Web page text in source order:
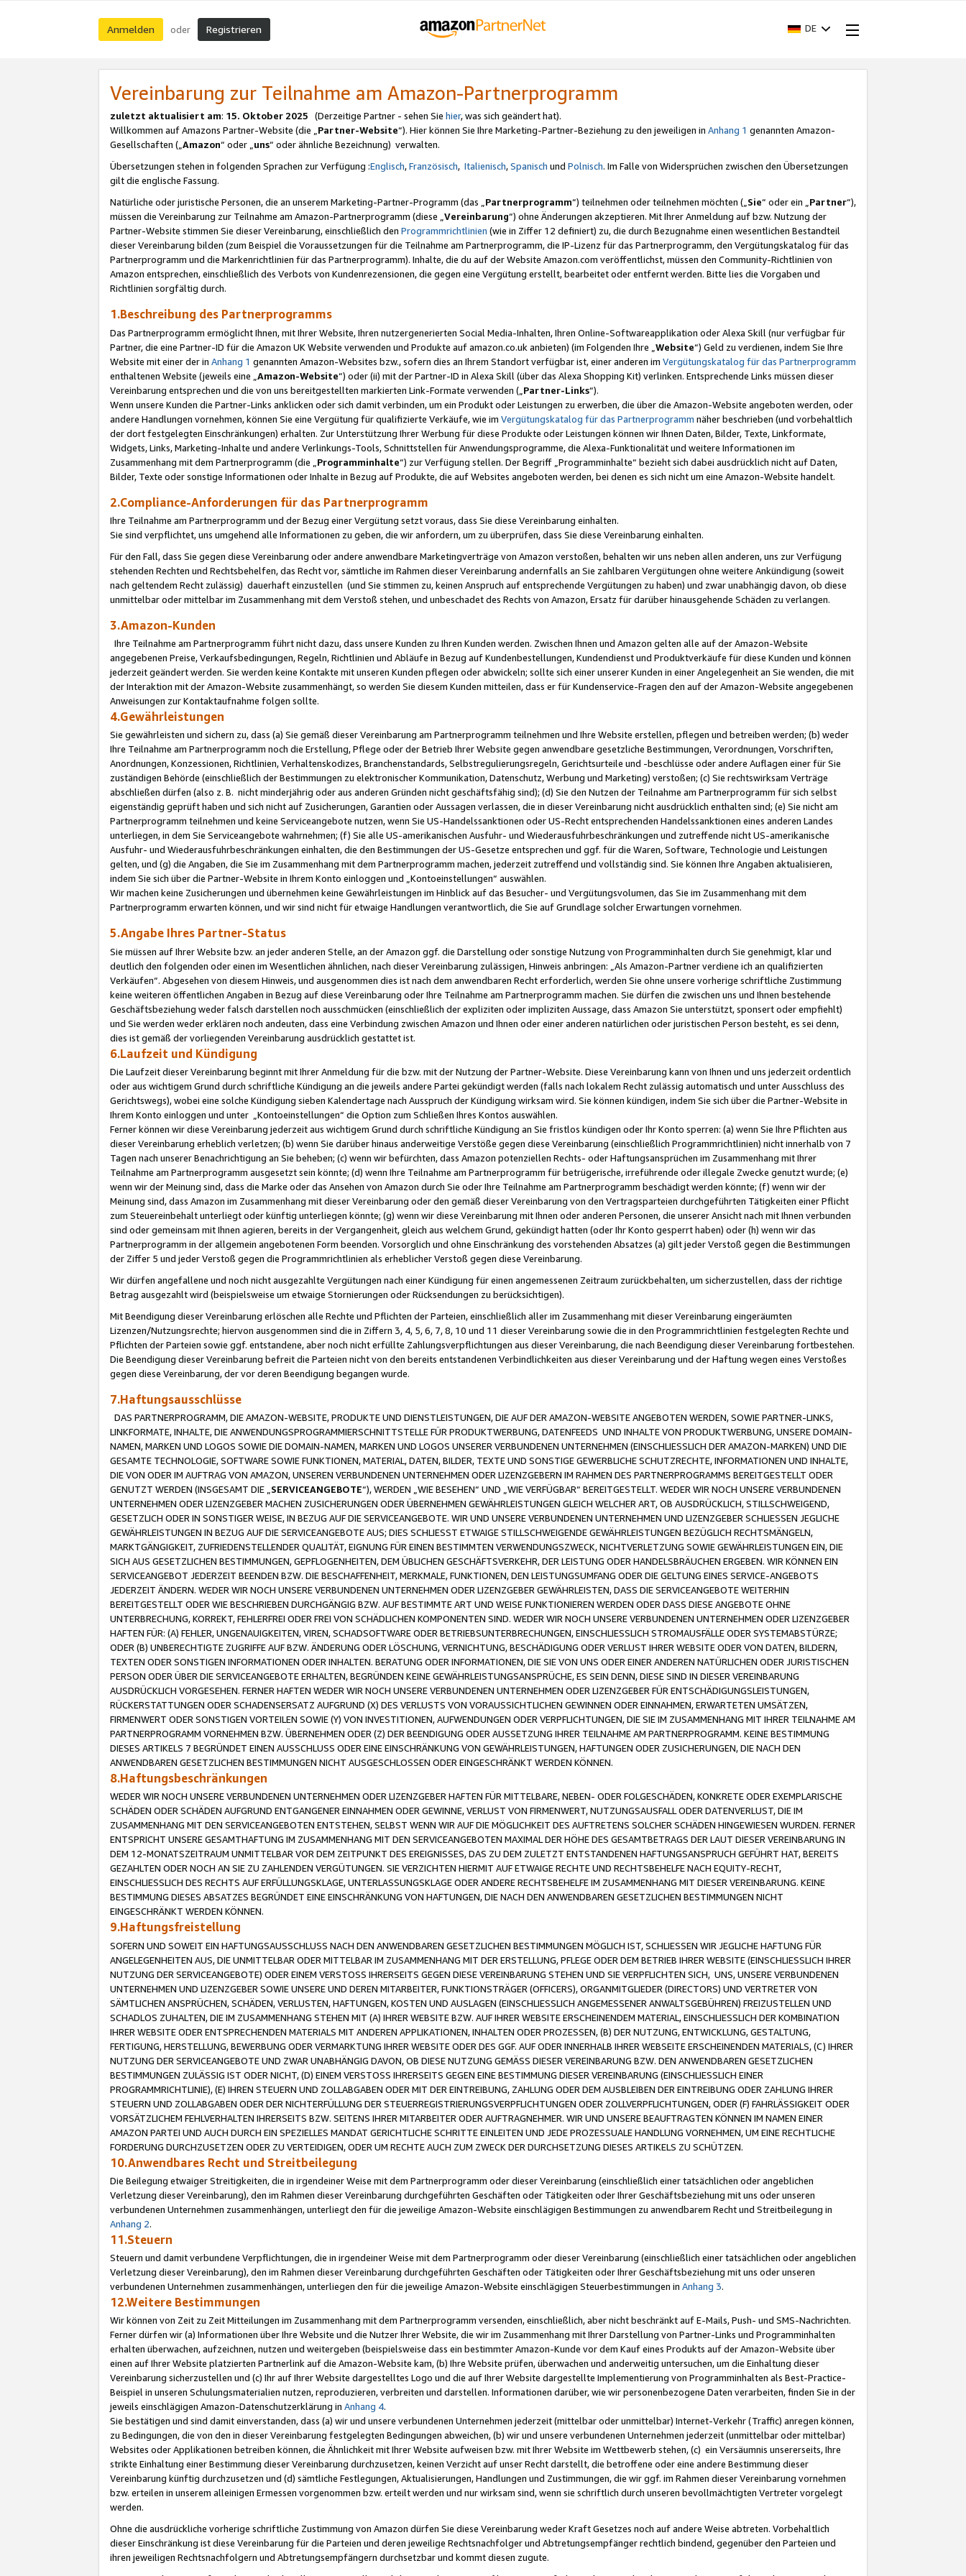
Anmelden oder Registrieren DE
Vereinbarung zur Teilnahme am Amazon-Partnerprogramm
zuletzt aktualisiert am: 15. Oktober 2025 (Derzeitige Partner - sehen Sie hier, was sich geändert hat).
Willkommen auf Amazons Partner-Website (die „Partner-Website“). Hier können Sie Ihre Marketing-Partner-Beziehung zu den jeweiligen in Anhang 1 genannten Amazon-
Gesellschaften („Amazon“ oder „uns“ oder ähnliche Bezeichnung) verwalten.
Übersetzungen stehen in folgenden Sprachen zur Verfügung :Englisch,Französisch, Italienisch,Spanisch und Polnisch. Im Falle von Widersprüchen zwischen den Übersetzungen
gilt die englische Fassung.
Natürliche oder juristische Personen, die an unserem Marketing-Partner-Programm (das „Partnerprogramm“) teilnehmen oder teilnehmen möchten („Sie“ oder ein „Partner“),
müssen die Vereinbarung zur Teilnahme am Amazon-Partnerprogramm (diese „Vereinbarung“) ohne Änderungen akzeptieren. Mit Ihrer Anmeldung auf bzw. Nutzung der
Partner-Website stimmen Sie dieser Vereinbarung, einschließlich den Programmrichtlinien (wie in Ziffer 12 definiert) zu, die durch Bezugnahme einen wesentlichen Bestandteil
dieser Vereinbarung bilden (zum Beispiel die Voraussetzungen für die Teilnahme am Partnerprogramm, die IP-Lizenz für das Partnerprogramm, den Vergütungskatalog für das
Partnerprogramm und die Markenrichtlinien für das Partnerprogramm). Inhalte, die du auf der Website Amazon.com veröffentlichst, müssen den Community-Richtlinien von
Amazon entsprechen, einschließlich des Verbots von Kundenrezensionen, die gegen eine Vergütung erstellt, bearbeitet oder entfernt werden. Bitte lies die Vorgaben und
Richtlinien sorgfältig durch.
1.Beschreibung des Partnerprogramms
Das Partnerprogramm ermöglicht Ihnen, mit Ihrer Website, Ihren nutzergenerierten Social Media-Inhalten, Ihren Online-Softwareapplikation oder Alexa Skill (nur verfügbar für
Partner, die eine Partner-ID für die Amazon UK Website verwenden und Produkte auf amazon.co.uk anbieten) (im Folgenden Ihre „ Website“) Geld zu verdienen, indem Sie Ihre
Website mit einer der in Anhang 1 genannten Amazon-Websites bzw., sofern dies an Ihrem Standort verfügbar ist, einer anderen im Vergütungskatalog für das Partnerprogramm
enthaltenen Website (jeweils eine „ Amazon-Website“) oder (ii) mit der Partner-ID in Alexa Skill (über das Alexa Shopping Kit) verlinken. Entsprechende Links müssen dieser
Vereinbarung entsprechen und die von uns bereitgestellten markierten Link-Formate verwenden („ Partner-Links“).
Wenn unsere Kunden die Partner-Links anklicken oder sich damit verbinden, um ein Produkt oder Leistungen zu erwerben, die über die Amazon-Website angeboten werden, oder
andere Handlungen vornehmen, können Sie eine Vergütung für qualifizierte Verkäufe, wie im Vergütungskatalog für das Partnerprogramm näher beschrieben (und vorbehaltlich
der dort festgelegten Einschränkungen) erhalten. Zur Unterstützung Ihrer Werbung für diese Produkte oder Leistungen können wir Ihnen Daten, Bilder, Texte, Linkformate,
Widgets, Links, Marketing-Inhalte und andere Verlinkungs-Tools, Schnittstellen für Anwendungsprogramme, die Alexa-Funktionalität und weitere Informationen im
Zusammenhang mit dem Partnerprogramm (die „ Programminhalte“) zur Verfügung stellen. Der Begriff „Programminhalte“ bezieht sich dabei ausdrücklich nicht auf Daten,
Bilder, Texte oder sonstige Informationen oder Inhalte in Bezug auf Produkte, die auf Websites angeboten werden, bei denen es sich nicht um eine Amazon-Website handelt.
2.Compliance-Anforderungen für das Partnerprogramm
Ihre Teilnahme am Partnerprogramm und der Bezug einer Vergütung setzt voraus, dass Sie diese Vereinbarung einhalten.
Sie sind verpflichtet, uns umgehend alle Informationen zu geben, die wir anfordern, um zu überprüfen, dass Sie diese Vereinbarung einhalten.
Für den Fall, dass Sie gegen diese Vereinbarung oder andere anwendbare Marketingverträge von Amazon verstoßen, behalten wir uns neben allen anderen, uns zur Verfügung
stehenden Rechten und Rechtsbehelfen, das Recht vor, sämtliche im Rahmen dieser Vereinbarung andernfalls an Sie zahlbaren Vergütungen ohne weitere Ankündigung (soweit
nach geltendem Recht zulässig) dauerhaft einzustellen (und Sie stimmen zu, keinen Anspruch auf entsprechende Vergütungen zu haben) und zwar unabhängig davon, ob diese
unmittelbar oder mittelbar im Zusammenhang mit dem Verstoß stehen, und unbeschadet des Rechts von Amazon, Ersatz für darüber hinausgehende Schäden zu verlangen.
3.Amazon-Kunden
Ihre Teilnahme am Partnerprogramm führt nicht dazu, dass unsere Kunden zu Ihren Kunden werden. Zwischen Ihnen und Amazon gelten alle auf der Amazon-Website
angegebenen Preise, Verkaufsbedingungen, Regeln, Richtlinien und Abläufe in Bezug auf Kundenbestellungen, Kundendienst und Produktverkäufe für diese Kunden und können
jederzeit geändert werden. Sie werden keine Kontakte mit unseren Kunden pflegen oder abwickeln; sollte sich einer unserer Kunden in einer Angelegenheit an Sie wenden, die mit
der Interaktion mit der Amazon-Website zusammenhängt, so werden Sie diesem Kunden mitteilen, dass er für Kundenservice-Fragen den auf der Amazon-Website angegebenen
Anweisungen zur Kontaktaufnahme folgen sollte.
4.Gewährleistungen
Sie gewährleisten und sichern zu, dass (a) Sie gemäß dieser Vereinbarung am Partnerprogramm teilnehmen und Ihre Website erstellen, pflegen und betreiben werden; (b) weder
Ihre Teilnahme am Partnerprogramm noch die Erstellung, Pflege oder der Betrieb Ihrer Website gegen anwendbare gesetzliche Bestimmungen, Verordnungen, Vorschriften,
Anordnungen, Konzessionen, Richtlinien, Verhaltenskodizes, Branchenstandards, Selbstregulierungsregeln, Gerichtsurteile und -beschlüsse oder andere Auflagen einer für Sie
zuständigen Behörde (einschließlich der Bestimmungen zu elektronischer Kommunikation, Datenschutz, Werbung und Marketing) verstoßen; (c) Sie rechtswirksam Verträge
abschließen dürfen (also z. B. nicht minderjährig oder aus anderen Gründen nicht geschäftsfähig sind); (d) Sie den Nutzen der Teilnahme am Partnerprogramm für sich selbst
eigenständig geprüft haben und sich nicht auf Zusicherungen, Garantien oder Aussagen verlassen, die in dieser Vereinbarung nicht ausdrücklich enthalten sind; (e) Sie nicht am
Partnerprogramm teilnehmen und keine Serviceangebote nutzen, wenn Sie US-Handelssanktionen oder US-Recht entsprechenden Handelssanktionen eines anderen Landes
unterliegen, in dem Sie Serviceangebote wahrnehmen; (f) Sie alle US-amerikanischen Ausfuhr- und Wiederausfuhrbeschränkungen und zutreffende nicht US-amerikanische
Ausfuhr- und Wiederausfuhrbeschränkungen einhalten, die den Bestimmungen der US-Gesetze entsprechen und ggf. für die Waren, Software, Technologie und Leistungen
gelten, und (g) die Angaben, die Sie im Zusammenhang mit dem Partnerprogramm machen, jederzeit zutreffend und vollständig sind. Sie können Ihre Angaben aktualisieren,
indem Sie sich über die Partner-Website in Ihrem Konto einloggen und „Kontoeinstellungen“ auswählen.
Wir machen keine Zusicherungen und übernehmen keine Gewährleistungen im Hinblick auf das Besucher- und Vergütungsvolumen, das Sie im Zusammenhang mit dem
Partnerprogramm erwarten können, und wir sind nicht für etwaige Handlungen verantwortlich, die Sie auf Grundlage solcher Erwartungen vornehmen.
5.Angabe Ihres Partner-Status
Sie müssen auf Ihrer Website bzw. an jeder anderen Stelle, an der Amazon ggf. die Darstellung oder sonstige Nutzung von Programminhalten durch Sie genehmigt, klar und
deutlich den folgenden oder einen im Wesentlichen ähnlichen, nach dieser Vereinbarung zulässigen, Hinweis anbringen: „Als Amazon-Partner verdiene ich an qualifizierten
Verkäufen“. Abgesehen von diesem Hinweis, und ausgenommen dies ist nach dem anwendbaren Recht erforderlich, werden Sie ohne unsere vorherige schriftliche Zustimmung
keine weiteren öffentlichen Angaben in Bezug auf diese Vereinbarung oder Ihre Teilnahme am Partnerprogramm machen. Sie dürfen die zwischen uns und Ihnen bestehende
Geschäftsbeziehung weder falsch darstellen noch ausschmücken (einschließlich der expliziten oder impliziten Aussage, dass Amazon Sie unterstützt, sponsert oder empfiehlt)
und Sie werden weder erklären noch andeuten, dass eine Verbindung zwischen Amazon und Ihnen oder einer anderen natürlichen oder juristischen Person besteht, es sei denn,
dies ist gemäß der vorliegenden Vereinbarung ausdrücklich gestattet ist.
6.Laufzeit und Kündigung
Die Laufzeit dieser Vereinbarung beginnt mit Ihrer Anmeldung für die bzw. mit der Nutzung der Partner-Website. Diese Vereinbarung kann von Ihnen und uns jederzeit ordentlich
oder aus wichtigem Grund durch schriftliche Kündigung an die jeweils andere Partei gekündigt werden (falls nach lokalem Recht zulässig automatisch und unter Ausschluss des
Gerichtswegs), wobei eine solche Kündigung sieben Kalendertage nach Ausspruch der Kündigung wirksam wird. Sie können kündigen, indem Sie sich über die Partner-Website in
Ihrem Konto einloggen und unter „Kontoeinstellungen“ die Option zum Schließen Ihres Kontos auswählen.
Ferner können wir diese Vereinbarung jederzeit aus wichtigem Grund durch schriftliche Kündigung an Sie fristlos kündigen oder Ihr Konto sperren: (a) wenn Sie Ihre Pflichten aus
dieser Vereinbarung erheblich verletzen; (b) wenn Sie darüber hinaus anderweitige Verstöße gegen diese Vereinbarung (einschließlich Programmrichtlinien) nicht innerhalb von 7
Tagen nach unserer Benachrichtigung an Sie beheben; (c) wenn wir befürchten, dass Amazon potenziellen Rechts- oder Haftungsansprüchen im Zusammenhang mit Ihrer
Teilnahme am Partnerprogramm ausgesetzt sein könnte; (d) wenn Ihre Teilnahme am Partnerprogramm für betrügerische, irreführende oder illegale Zwecke genutzt wurde; (e)
wenn wir der Meinung sind, dass die Marke oder das Ansehen von Amazon durch Sie oder Ihre Teilnahme am Partnerprogramm beschädigt werden könnte; (f) wenn wir der
Meinung sind, dass Amazon im Zusammenhang mit dieser Vereinbarung oder den gemäß dieser Vereinbarung von den Vertragsparteien durchgeführten Tätigkeiten einer Pflicht
zum Steuereinbehalt unterliegt oder künftig unterliegen könnte; (g) wenn wir diese Vereinbarung mit Ihnen oder anderen Personen, die unserer Ansicht nach mit Ihnen verbunden
sind oder gemeinsam mit Ihnen agieren, bereits in der Vergangenheit, gleich aus welchem Grund, gekündigt hatten (oder Ihr Konto gesperrt haben) oder (h) wenn wir das
Partnerprogramm in der allgemein angebotenen Form beenden. Vorsorglich und ohne Einschränkung des vorstehenden Absatzes (a) gilt jeder Verstoß gegen die Bestimmungen
der Ziffer 5 und jeder Verstoß gegen die Programmrichtlinien als erheblicher Verstoß gegen diese Vereinbarung.
Wir dürfen angefallene und noch nicht ausgezahlte Vergütungen nach einer Kündigung für einen angemessenen Zeitraum zurückbehalten, um sicherzustellen, dass der richtige
Betrag ausgezahlt wird (beispielsweise um etwaige Stornierungen oder Rücksendungen zu berücksichtigen).
Mit Beendigung dieser Vereinbarung erlöschen alle Rechte und Pflichten der Parteien, einschließlich aller im Zusammenhang mit dieser Vereinbarung eingeräumten
Lizenzen/Nutzungsrechte; hiervon ausgenommen sind die in Ziffern 3, 4, 5, 6, 7, 8, 10 und 11 dieser Vereinbarung sowie die in den Programmrichtlinien festgelegten Rechte und
Pflichten der Parteien sowie ggf. entstandene, aber noch nicht erfüllte Zahlungsverpflichtungen aus dieser Vereinbarung, die nach Beendigung dieser Vereinbarung fortbestehen.
Die Beendigung dieser Vereinbarung befreit die Parteien nicht von den bereits entstandenen Verbindlichkeiten aus dieser Vereinbarung und der Haftung wegen eines Verstoßes
gegen diese Vereinbarung, der vor deren Beendigung begangen wurde.
7.Haftungsausschlüsse
DAS PARTNERPROGRAMM, DIE AMAZON-WEBSITE, PRODUKTE UND DIENSTLEISTUNGEN, DIE AUF DER AMAZON-WEBSITE ANGEBOTEN WERDEN, SOWIE PARTNER-LINKS,
LINKFORMATE, INHALTE, DIE ANWENDUNGSPROGRAMMIERSCHNITTSTELLE FÜR PRODUKTWERBUNG, DATENFEEDS UND INHALTE VON PRODUKTWERBUNG, UNSERE DOMAIN-
NAMEN, MARKEN UND LOGOS SOWIE DIE DOMAIN-NAMEN, MARKEN UND LOGOS UNSERER VERBUNDENEN UNTERNEHMEN (EINSCHLIESSLICH DER AMAZON-MARKEN) UND DIE
GESAMTE TECHNOLOGIE, SOFTWARE SOWIE FUNKTIONEN, MATERIAL, DATEN, BILDER, TEXTE UND SONSTIGE GEWERBLICHE SCHUTZRECHTE, INFORMATIONEN UND INHALTE,
DIE VON ODER IM AUFTRAG VON AMAZON, UNSEREN VERBUNDENEN UNTERNEHMEN ODER LIZENZGEBERN IM RAHMEN DES PARTNERPROGRAMMS BEREITGESTELLT ODER
GENUTZT WERDEN (INSGESAMT DIE „ SERVICEANGEBOTE“), WERDEN „WIE BESEHEN“ UND „WIE VERFÜGBAR“ BEREITGESTELLT. WEDER WIR NOCH UNSERE VERBUNDENEN
UNTERNEHMEN ODER LIZENZGEBER MACHEN ZUSICHERUNGEN ODER ÜBERNEHMEN GEWÄHRLEISTUNGEN GLEICH WELCHER ART, OB AUSDRÜCKLICH, STILLSCHWEIGEND,
GESETZLICH ODER IN SONSTIGER WEISE, IN BEZUG AUF DIE SERVICEANGEBOTE. WIR UND UNSERE VERBUNDENEN UNTERNEHMEN UND LIZENZGEBER SCHLIESSEN JEGLICHE
GEWÄHRLEISTUNGEN IN BEZUG AUF DIE SERVICEANGEBOTE AUS; DIES SCHLIESST ETWAIGE STILLSCHWEIGENDE GEWÄHRLEISTUNGEN BEZÜGLICH RECHTSMÄNGELN,
MARKTGÄNGIGKEIT, ZUFRIEDENSTELLENDER QUALITÄT, EIGNUNG FÜR EINEN BESTIMMTEN VERWENDUNGSZWECK, NICHTVERLETZUNG SOWIE GEWÄHRLEISTUNGEN EIN, DIE
SICH AUS GESETZLICHEN BESTIMMUNGEN, GEPFLOGENHEITEN, DEM ÜBLICHEN GESCHÄFTSVERKEHR, DER LEISTUNG ODER HANDELSBRÄUCHEN ERGEBEN. WIR KÖNNEN EIN
SERVICEANGEBOT JEDERZEIT BEENDEN BZW. DIE BESCHAFFENHEIT, MERKMALE, FUNKTIONEN, DEN LEISTUNGSUMFANG ODER DIE GELTUNG EINES SERVICE-ANGEBOTS
JEDERZEIT ÄNDERN. WEDER WIR NOCH UNSERE VERBUNDENEN UNTERNEHMEN ODER LIZENZGEBER GEWÄHRLEISTEN, DASS DIE SERVICEANGEBOTE WEITERHIN
BEREITGESTELLT ODER WIE BESCHRIEBEN DURCHGÄNGIG BZW. AUF BESTIMMTE ART UND WEISE FUNKTIONIEREN WERDEN ODER DASS DIESE ANGEBOTE OHNE
UNTERBRECHUNG, KORREKT, FEHLERFREI ODER FREI VON SCHÄDLICHEN KOMPONENTEN SIND. WEDER WIR NOCH UNSERE VERBUNDENEN UNTERNEHMEN ODER LIZENZGEBER
HAFTEN FÜR: (A) FEHLER, UNGENAUIGKEITEN, VIREN, SCHADSOFTWARE ODER BETRIEBSUNTERBRECHUNGEN, EINSCHLIESSLICH STROMAUSFÄLLE ODER SYSTEMABSTÜRZE;
ODER (B) UNBERECHTIGTE ZUGRIFFE AUF BZW. ÄNDERUNG ODER LÖSCHUNG, VERNICHTUNG, BESCHÄDIGUNG ODER VERLUST IHRER WEBSITE ODER VON DATEN, BILDERN,
TEXTEN ODER SONSTIGEN INFORMATIONEN ODER INHALTEN. BERATUNG ODER INFORMATIONEN, DIE SIE VON UNS ODER EINER ANDEREN NATÜRLICHEN ODER JURISTISCHEN
PERSON ODER ÜBER DIE SERVICEANGEBOTE ERHALTEN, BEGRÜNDEN KEINE GEWÄHRLEISTUNGSANSPRÜCHE, ES SEIN DENN, DIESE SIND IN DIESER VEREINBARUNG
AUSDRÜCKLICH VORGESEHEN. FERNER HAFTEN WEDER WIR NOCH UNSERE VERBUNDENEN UNTERNEHMEN ODER LIZENZGEBER FÜR ENTSCHÄDIGUNGSLEISTUNGEN,
RÜCKERSTATTUNGEN ODER SCHADENSERSATZ AUFGRUND (X) DES VERLUSTS VON VORAUSSICHTLICHEN GEWINNEN ODER EINNAHMEN, ERWARTETEN UMSÄTZEN,
FIRMENWERT ODER SONSTIGEN VORTEILEN SOWIE (Y) VON INVESTITIONEN, AUFWENDUNGEN ODER VERPFLICHTUNGEN, DIE SIE IM ZUSAMMENHANG MIT IHRER TEILNAHME AM
PARTNERPROGRAMM VORNEHMEN BZW. ÜBERNEHMEN ODER (Z) DER BEENDIGUNG ODER AUSSETZUNG IHRER TEILNAHME AM PARTNERPROGRAMM. KEINE BESTIMMUNG
DIESES ARTIKELS 7 BEGRÜNDET EINEN AUSSCHLUSS ODER EINE EINSCHRÄNKUNG VON GEWÄHRLEISTUNGEN, HAFTUNGEN ODER ZUSICHERUNGEN, DIE NACH DEN
ANWENDBAREN GESETZLICHEN BESTIMMUNGEN NICHT AUSGESCHLOSSEN ODER EINGESCHRÄNKT WERDEN KÖNNEN.
8.Haftungsbeschränkungen
WEDER WIR NOCH UNSERE VERBUNDENEN UNTERNEHMEN ODER LIZENZGEBER HAFTEN FÜR MITTELBARE, NEBEN- ODER FOLGESCHÄDEN, KONKRETE ODER EXEMPLARISCHE
SCHÄDEN ODER SCHÄDEN AUFGRUND ENTGANGENER EINNAHMEN ODER GEWINNE, VERLUST VON FIRMENWERT, NUTZUNGSAUSFALL ODER DATENVERLUST, DIE IM
ZUSAMMENHANG MIT DEN SERVICEANGEBOTEN ENTSTEHEN, SELBST WENN WIR AUF DIE MÖGLICHKEIT DES AUFTRETENS SOLCHER SCHÄDEN HINGEWIESEN WURDEN. FERNER
ENTSPRICHT UNSERE GESAMTHAFTUNG IM ZUSAMMENHANG MIT DEN SERVICEANGEBOTEN MAXIMAL DER HÖHE DES GESAMTBETRAGS DER LAUT DIESER VEREINBARUNG IN
DEM 12-MONATSZEITRAUM UNMITTELBAR VOR DEM ZEITPUNKT DES EREIGNISSES, DAS ZU DEM ZULETZT ENTSTANDENEN HAFTUNGSANSPRUCH GEFÜHRT HAT, BEREITS
GEZAHLTEN ODER NOCH AN SIE ZU ZAHLENDEN VERGÜTUNGEN. SIE VERZICHTEN HIERMIT AUF ETWAIGE RECHTE UND RECHTSBEHELFE NACH EQUITY-RECHT,
EINSCHLIESSLICH DES RECHTS AUF ERFÜLLUNGSKLAGE, UNTERLASSUNGSKLAGE ODER ANDERE RECHTSBEHELFE IM ZUSAMMENHANG MIT DIESER VEREINBARUNG. KEINE
BESTIMMUNG DIESES ABSATZES BEGRÜNDET EINE EINSCHRÄNKUNG VON HAFTUNGEN, DIE NACH DEN ANWENDBAREN GESETZLICHEN BESTIMMUNGEN NICHT
EINGESCHRÄNKT WERDEN KÖNNEN.
9.Haftungsfreistellung
SOFERN UND SOWEIT EIN HAFTUNGSAUSSCHLUSS NACH DEN ANWENDBAREN GESETZLICHEN BESTIMMUNGEN MÖGLICH IST, SCHLIESSEN WIR JEGLICHE HAFTUNG FÜR
ANGELEGENHEITEN AUS, DIE UNMITTELBAR ODER MITTELBAR IM ZUSAMMENHANG MIT DER ERSTELLUNG, PFLEGE ODER DEM BETRIEB IHRER WEBSITE (EINSCHLIESSLICH IHRER
NUTZUNG DER SERVICEANGEBOTE) ODER EINEM VERSTOSS IHRERSEITS GEGEN DIESE VEREINBARUNG STEHEN UND SIE VERPFLICHTEN SICH, UNS, UNSERE VERBUNDENEN
UNTERNEHMEN UND LIZENZGEBER SOWIE UNSERE UND DEREN MITARBEITER, FUNKTIONSTRÄGER (OFFICERS), ORGANMITGLIEDER (DIRECTORS) UND VERTRETER VON
SÄMTLICHEN ANSPRÜCHEN, SCHÄDEN, VERLUSTEN, HAFTUNGEN, KOSTEN UND AUSLAGEN (EINSCHLIESSLICH ANGEMESSENER ANWALTSGEBÜHREN) FREIZUSTELLEN UND
SCHADLOS ZUHALTEN, DIE IM ZUSAMMENHANG STEHEN MIT (A) IHRER WEBSITE BZW. AUF IHRER WEBSITE ERSCHEINENDEM MATERIAL, EINSCHLIESSLICH DER KOMBINATION
IHRER WEBSITE ODER ENTSPRECHENDEN MATERIALS MIT ANDEREN APPLIKATIONEN, INHALTEN ODER PROZESSEN, (B) DER NUTZUNG, ENTWICKLUNG, GESTALTUNG,
FERTIGUNG, HERSTELLUNG, BEWERBUNG ODER VERMARKTUNG IHRER WEBSITE ODER DES GGF. AUF ODER INNERHALB IHRER WEBSEITE ERSCHEINENDEN MATERIALS, (C) IHRER
NUTZUNG DER SERVICEANGEBOTE UND ZWAR UNABHÄNGIG DAVON, OB DIESE NUTZUNG GEMÄSS DIESER VEREINBARUNG BZW. DEN ANWENDBAREN GESETZLICHEN
BESTIMMUNGEN ZULÄSSIG IST ODER NICHT, (D) EINEM VERSTOSS IHRERSEITS GEGEN EINE BESTIMMUNG DIESER VEREINBARUNG (EINSCHLIESSLICH EINER
PROGRAMMRICHTLINIE), (E) IHREN STEUERN UND ZOLLABGABEN ODER MIT DER EINTREIBUNG, ZAHLUNG ODER DEM AUSBLEIBEN DER EINTREIBUNG ODER ZAHLUNG IHRER
STEUERN UND ZOLLABGABEN ODER DER NICHTERFÜLLUNG DER STEUERREGISTRIERUNGSVERPFLICHTUNGEN ODER ZOLLVERPFLICHTUNGEN, ODER (F) FAHRLÄSSIGKEIT ODER
VORSÄTZLICHEM FEHLVERHALTEN IHRERSEITS BZW. SEITENS IHRER MITARBEITER ODER AUFTRAGNEHMER. WIR UND UNSERE BEAUFTRAGTEN KÖNNEN IM NAMEN EINER
AMAZON PARTEI UND AUCH DURCH EIN SPEZIELLES MANDAT GERICHTLICHE SCHRITTE EINLEITEN UND JEDE PROZESSUALE HANDLUNG VORNEHMEN, UM EINE RECHTLICHE
FORDERUNG DURCHZUSETZEN ODER ZU VERTEIDIGEN, ODER UM RECHTE AUCH ZUM ZWECK DER DURCHSETZUNG DIESES ARTIKELS ZU SCHÜTZEN.
10.Anwendbares Recht und Streitbeilegung
Die Beilegung etwaiger Streitigkeiten, die in irgendeiner Weise mit dem Partnerprogramm oder dieser Vereinbarung (einschließlich einer tatsächlichen oder angeblichen
Verletzung dieser Vereinbarung), den im Rahmen dieser Vereinbarung durchgeführten Geschäften oder Tätigkeiten oder Ihrer Geschäftsbeziehung mit uns oder unseren
verbundenen Unternehmen zusammenhängen, unterliegt den für die jeweilige Amazon-Website einschlägigen Bestimmungen zu anwendbarem Recht und Streitbeilegung in
Anhang 2.
11.Steuern
Steuern und damit verbundene Verpflichtungen, die in irgendeiner Weise mit dem Partnerprogramm oder dieser Vereinbarung (einschließlich einer tatsächlichen oder angeblichen
Verletzung dieser Vereinbarung), den im Rahmen dieser Vereinbarung durchgeführten Geschäften oder Tätigkeiten oder Ihrer Geschäftsbeziehung mit uns oder unseren
verbundenen Unternehmen zusammenhängen, unterliegen den für die jeweilige Amazon-Website einschlägigen Steuerbestimmungen in Anhang 3.
12.Weitere Bestimmungen
Wir können von Zeit zu Zeit Mitteilungen im Zusammenhang mit dem Partnerprogramm versenden, einschließlich, aber nicht beschränkt auf E-Mails, Push- und SMS-Nachrichten.
Ferner dürfen wir (a) Informationen über Ihre Website und die Nutzer Ihrer Website, die wir im Zusammenhang mit Ihrer Darstellung von Partner-Links und Programminhalten
erhalten überwachen, aufzeichnen, nutzen und weitergeben (beispielsweise dass ein bestimmter Amazon-Kunde vor dem Kauf eines Produkts auf der Amazon-Website über
einen auf Ihrer Website platzierten Partnerlink auf die Amazon-Website kam, (b) Ihre Website prüfen, überwachen und anderweitig untersuchen, um die Einhaltung dieser
Vereinbarung sicherzustellen und (c) Ihr auf Ihrer Website dargestelltes Logo und die auf Ihrer Website dargestellte Implementierung von Programminhalten als Best-Practice-
Beispiel in unseren Schulungsmaterialien nutzen, reproduzieren, verbreiten und darstellen. Informationen darüber, wie wir personenbezogene Daten verarbeiten, finden Sie in der
jeweils einschlägigen Amazon-Datenschutzerklärung in Anhang 4.
Sie bestätigen und sind damit einverstanden, dass (a) wir und unsere verbundenen Unternehmen jederzeit (mittelbar oder unmittelbar) Internet-Verkehr (Traffic) anregen können,
zu Bedingungen, die von den in dieser Vereinbarung festgelegten Bedingungen abweichen, (b) wir und unsere verbundenen Unternehmen jederzeit (unmittelbar oder mittelbar)
Websites oder Applikationen betreiben können, die Ähnlichkeit mit Ihrer Website aufweisen bzw. mit Ihrer Website im Wettbewerb stehen, (c) ein Versäumnis unsererseits, Ihre
strikte Einhaltung einer Bestimmung dieser Vereinbarung durchzusetzen, keinen Verzicht auf unser Recht darstellt, die betroffene oder eine andere Bestimmung dieser
Vereinbarung künftig durchzusetzen und (d) sämtliche Festlegungen, Aktualisierungen, Handlungen und Zustimmungen, die wir ggf. im Rahmen dieser Vereinbarung vornehmen
bzw. erteilen in unserem alleinigen Ermessen vorgenommen bzw. erteilt werden und nur wirksam sind, wenn sie schriftlich durch unseren bevollmächtigten Vertreter vorgelegt
werden.
Ohne die ausdrückliche vorherige schriftliche Zustimmung von Amazon dürfen Sie diese Vereinbarung weder Kraft Gesetzes noch auf andere Weise abtreten. Vorbehaltlich
dieser Einschränkung ist diese Vereinbarung für die Parteien und deren jeweilige Rechtsnachfolger und Abtretungsempfänger rechtlich bindend, gegenüber den Parteien und
ihren jeweiligen Rechtsnachfolgern und Abtretungsempfängern durchsetzbar und kommt diesen zugute.